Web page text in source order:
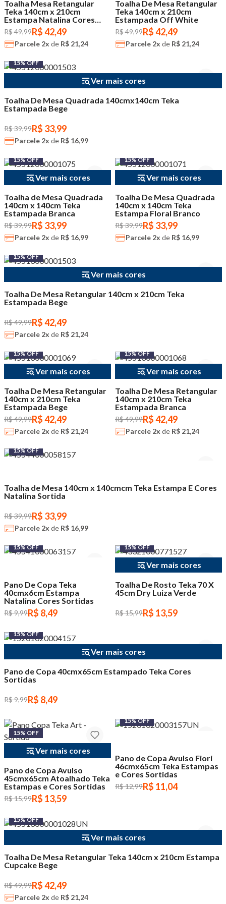
Toalha Mesa Retangular
Teka 140cm x 210cm
Estampa Natalina Cores
Sortidas
R$ 49,99R$ 42,49
Parcele 2x de R$ 21,24
Toalha De Mesa Retangular
Teka 140cm x 210cm
Estampada Off White
R$ 49,99R$ 42,49
Parcele 2x de R$ 21,24
15% OFF
Ver mais cores
Toalha De Mesa Quadrada 140cmx140cm Teka
Estampada Bege
R$ 39,99R$ 33,99
Parcele 2x de R$ 16,99
15% OFF
Ver mais cores
Toalha de Mesa Quadrada
140cm x 140cm Teka
Estampada Branca
R$ 39,99R$ 33,99
Parcele 2x de R$ 16,99
15% OFF
Ver mais cores
Toalha De Mesa Quadrada
140cm x 140cm Teka
Estampa Floral Branco
R$ 39,99R$ 33,99
Parcele 2x de R$ 16,99
15% OFF
Ver mais cores
Toalha De Mesa Retangular 140cm x 210cm Teka
Estampada Bege
R$ 49,99R$ 42,49
Parcele 2x de R$ 21,24
15% OFF
Ver mais cores
Toalha De Mesa Retangular
140cm x 210cm Teka
Estampada Bege
R$ 49,99R$ 42,49
Parcele 2x de R$ 21,24
15% OFF
Ver mais cores
Toalha De Mesa Retangular
140cm x 210cm Teka
Estampada Branca
R$ 49,99R$ 42,49
Parcele 2x de R$ 21,24
15% OFF
Toalha de Mesa 140cm x 140cmcm Teka Estampa E Cores
Natalina Sortida
R$ 39,99R$ 33,99
Parcele 2x de R$ 16,99
15% OFF
Pano De Copa Teka
40cmx6cm Estampa
Natalina Cores Sortidas
R$ 9,99R$ 8,49
15% OFF
Ver mais cores
Toalha De Rosto Teka 70 X
45cm Dry Luiza Verde
R$ 15,99R$ 13,59
15% OFF
Ver mais cores
Pano de Copa 40cmx65cm Estampado Teka Cores
Sortidas
R$ 9,99R$ 8,49
15% OFF
Ver mais cores
Pano de Copa Avulso
45cmx65cm Atoalhado Teka
Estampas e Cores Sortidas
R$ 15,99R$ 13,59
15% OFF
Pano de Copa Avulso Fiori
46cmx65cm Teka Estampas
e Cores Sortidas
R$ 12,99R$ 11,04
15% OFF
Ver mais cores
Toalha De Mesa Retangular Teka 140cm x 210cm Estampa
Cupcake Bege
R$ 49,99R$ 42,49
Parcele 2x de R$ 21,24